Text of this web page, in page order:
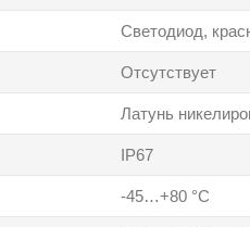
Светодиод,
Отсутствует
Латунь
IP67
-45…+80 °C